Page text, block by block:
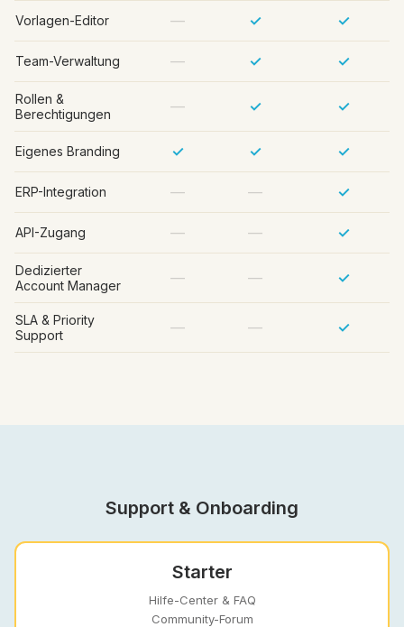
Vorlagen-Editor — ✓ ✓
Team-Verwaltung — ✓ ✓
Rollen &
Berechtigungen
— ✓ ✓
Eigenes Branding ✓ ✓ ✓
ERP-Integration — — ✓
API-Zugang — — ✓
Dedizierter
Account Manager
— — ✓
SLA & Priority
Support
— — ✓
Support & Onboarding
Starter
Hilfe-Center & FAQ
Community-Forum